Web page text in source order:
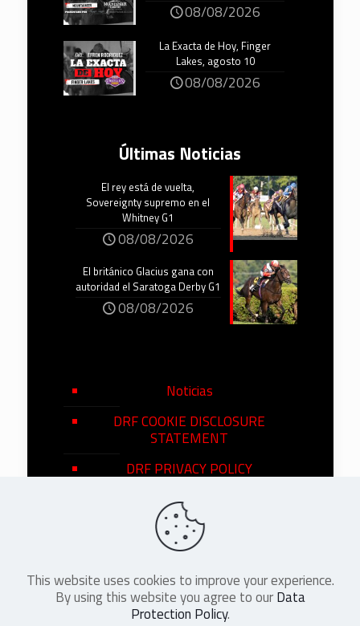
08/08/2026
La Exacta de Hoy, Finger
Lakes, agosto 10
08/08/2026
Últimas Noticias
El rey está de vuelta,
Sovereignty supremo en el
Whitney G1
08/08/2026
El británico Glacius gana con
autoridad el Saratoga Derby G1
08/08/2026
Noticias
DRF COOKIE DISCLOSURE
STATEMENT
DRF PRIVACY POLICY
©2026DRF en Español. All Rights
Reserved
This website uses cookies to improve your experience.
By using this website you agree to ourData
Protection Policy.